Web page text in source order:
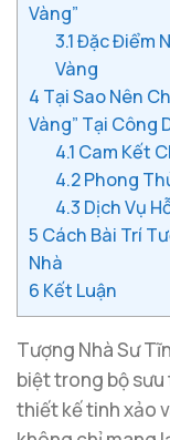
Vàng”
3.1Đặc Điểm
Vàng
4 Tại Sao Nên
Vàng” Tại Công
4.1 Cam Kết
4.2Phong
4.3 Dịch Vụ
5 Cách Bài Trí
Nhà
6 Kết Luận
Tượng Nhà Sư
biệt trong bộ sưu
thiết kế tinh xảo